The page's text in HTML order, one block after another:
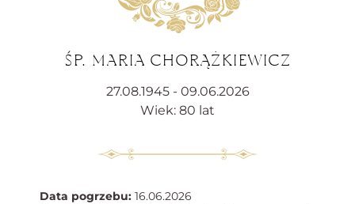
ŚP. MARIA CHORĄŻKIEWICZ
27.08.1945 - 09.06.2026
Wiek: 80 lat
Data pogrzebu: 16.06.2026